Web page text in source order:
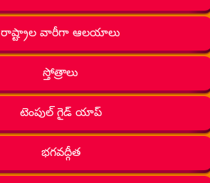
రాష్ట్రాల వారీగా ఆలయాలు
స్తోత్రాలు
టెంపుల్ గైడ్ యాప్
భగవద్గీత